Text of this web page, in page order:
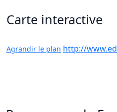
Carte interactive
Agrandir le plan http://